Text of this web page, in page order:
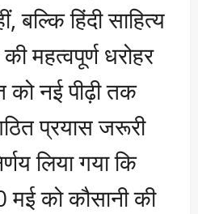
बल्कि हिंदी साहित्य
महत्वपूर्ण धरोहर
को नई पीढ़ी तक
प्रयास जरूरी
लिया गया कि
मई को कौसानी की